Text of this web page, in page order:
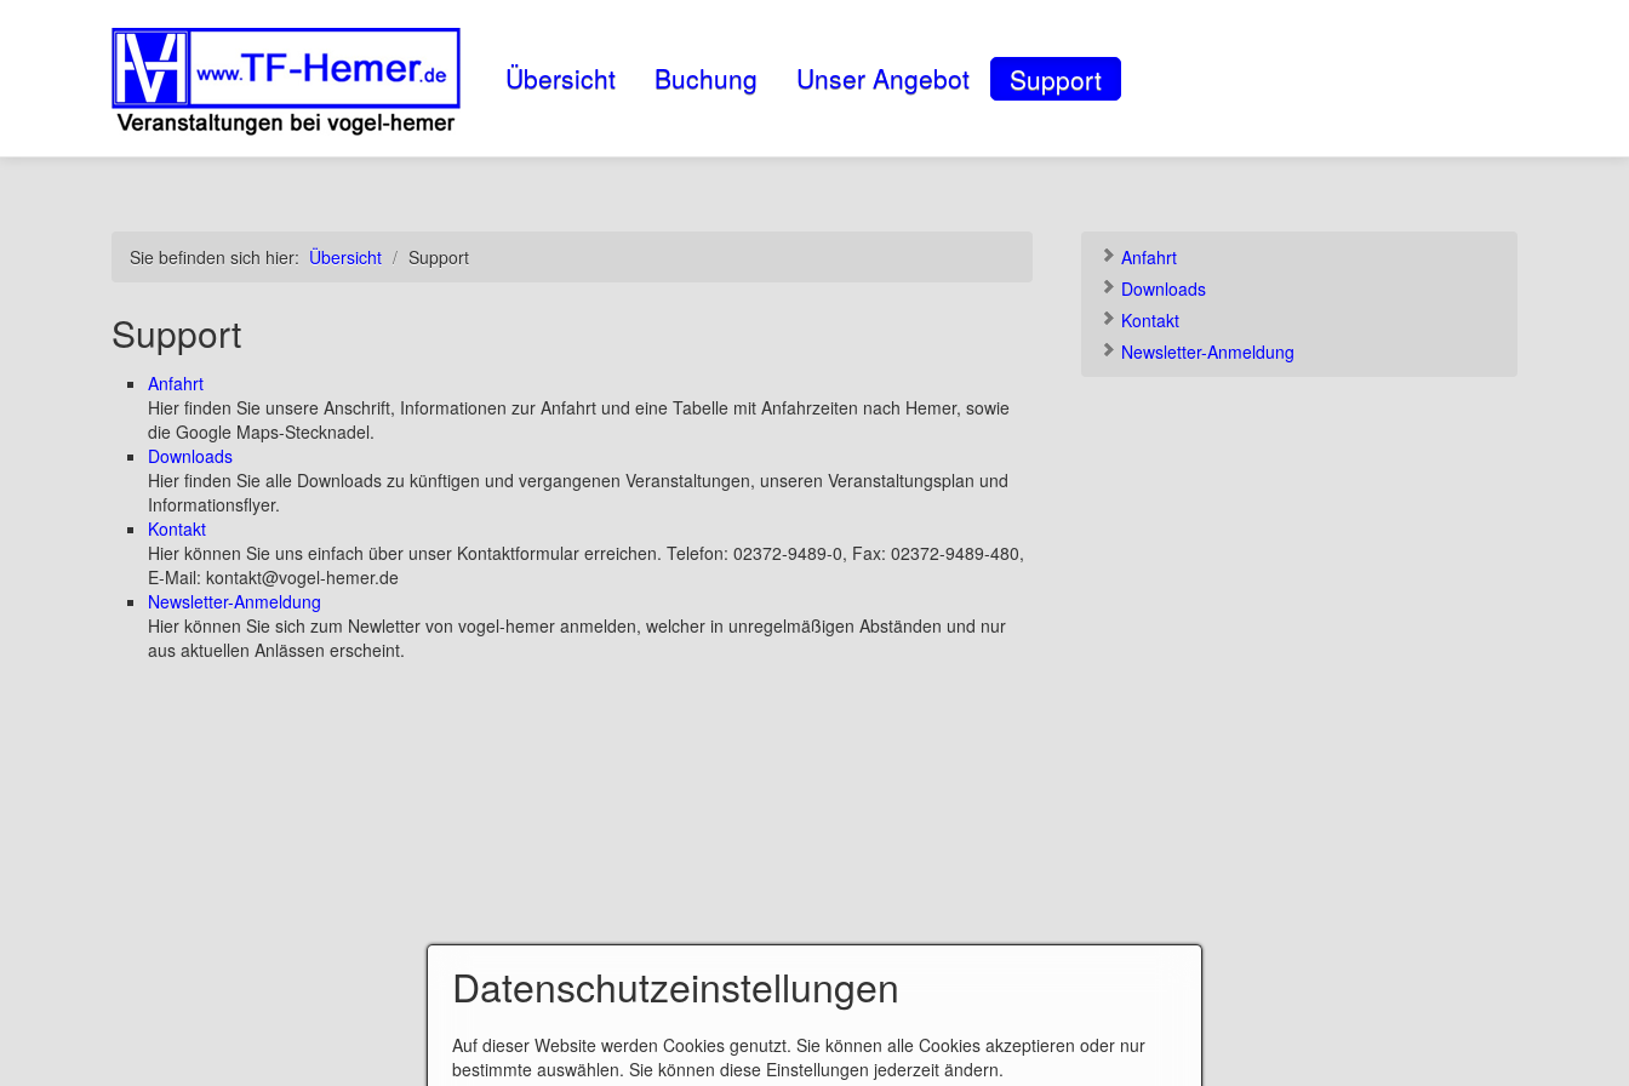
Übersicht Buchung Unser Angebot Support
Anfahrt
Downloads
Kontakt
Newsletter-Anmeldung
Sie befinden sich hier: Übersicht / Support
Support
Anfahrt
Hier finden Sie unsere Anschrift, Informationen zur Anfahrt und eine Tabelle mit Anfahrzeiten nach Hemer, sowie
die Google Maps-Stecknadel.
Downloads
Hier finden Sie alle Downloads zu künftigen und vergangenen Veranstaltungen, unseren Veranstaltungsplan und
Informationsflyer.
Kontakt
Hier können Sie uns einfach über unser Kontaktformular erreichen. Telefon: 02372-9489-0, Fax: 02372-9489-480,
E-Mail: kontakt@vogel-hemer.de
Newsletter-Anmeldung
Hier können Sie sich zum Newletter von vogel-hemer anmelden, welcher in unregelmäßigen Abständen und nur
aus aktuellen Anlässen erscheint.
Datenschutzeinstellungen
Auf dieser Website werden Cookies genutzt. Sie können alle Cookies akzeptieren oder nur
bestimmte auswählen. Sie können diese Einstellungen jederzeit ändern.